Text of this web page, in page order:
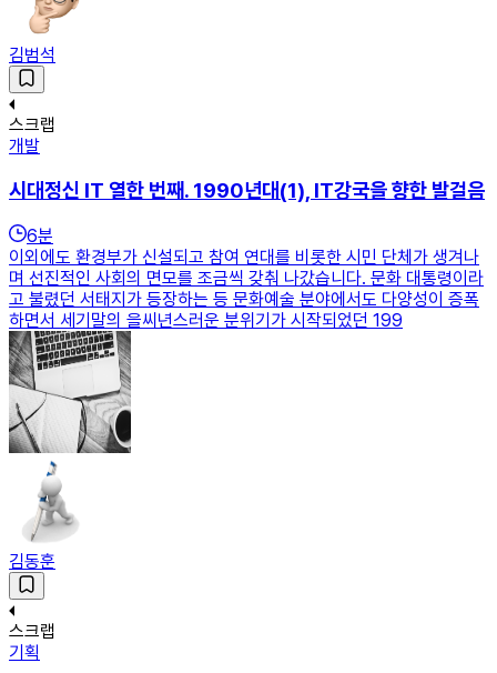
김범석
스크랩
개발
시대정신 IT 열한 번째. 1990년대(1), IT강국을 향한 발걸음
6분
이외에도 환경부가 신설되고 참여 연대를 비롯한 시민 단체가 생겨나
며 선진적인 사회의 면모를 조금씩 갖춰 나갔습니다. 문화 대통령이라
고 불렸던 서태지가 등장하는 등 문화예술 분야에서도 다양성이 증폭
하면서 세기말의 을씨년스러운 분위기가 시작되었던 199
김동훈
스크랩
기획